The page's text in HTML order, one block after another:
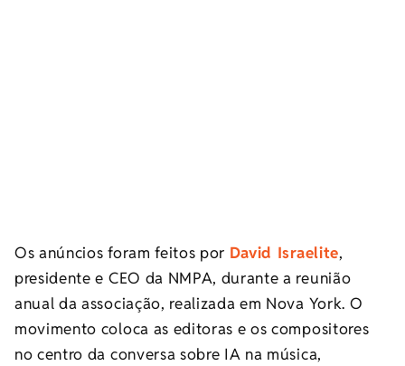
Os anúncios foram feitos por David Israelite,
presidente e CEO da NMPA, durante a reunião
anual da associação, realizada em Nova York. O
movimento coloca as editoras e os compositores
no centro da conversa sobre IA na música,